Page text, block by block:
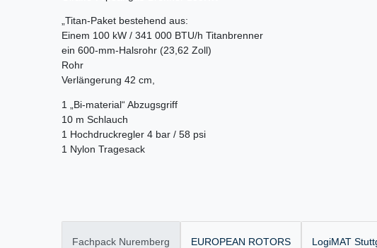
„Titan-Paket bestehend aus:
Einem 100 kW / 341 000 BTU/h Titanbrenner
ein 600-mm-Halsrohr (23,62 Zoll)
Rohr
Verlängerung 42 cm,
1 „Bi-material“ Abzugsgriff
10 m Schlauch
1 Hochdruckregler 4 bar / 58 psi
1 Nylon Tragesack
Fachpack Nuremberg EUROPEAN ROTORS LogiMAT